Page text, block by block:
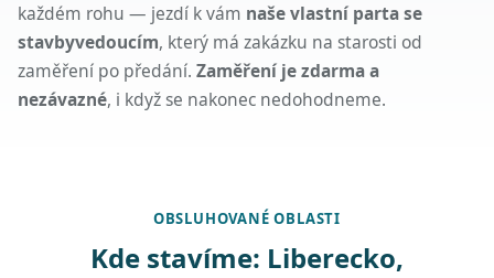
každém rohu — jezdí k vám naše vlastní parta se
stavbyvedoucím, který má zakázku na starosti od
zaměření po předání. Zaměření je zdarma a
nezávazné, i když se nakonec nedohodneme.
OBSLUHOVANÉ OBLASTI
Kde stavíme: Liberecko,